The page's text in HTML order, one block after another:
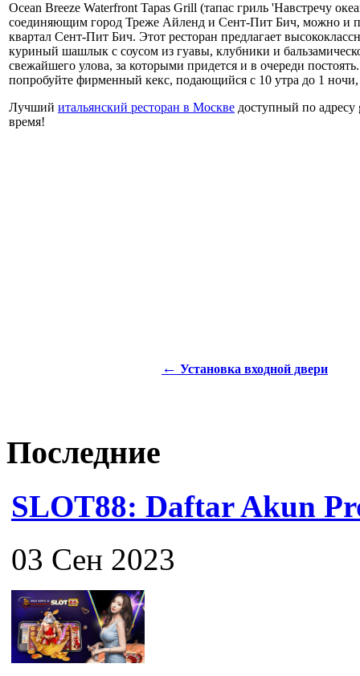
Ocean Breeze Waterfront Tapas Grill (тапас гриль 'Навстречу
соединяющим город Треже Айленд и Сент-Пит Бич, можно и
квартал Сент-Пит Бич. Этот ресторан предлагает
куриный шашлык с соусом из гуавы, клубники и
свежайшего улова, за которыми придется и в очереди
попробуйте фирменный кекс, подающийся с 10 утра до 1
Лучший итальянский ресторан в Москве доступный по адресу
время!
← Установка входной двери
Последние
SLOT88: Daftar Akun
03 Сен 2023